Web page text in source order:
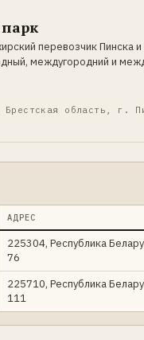
перевозчик Пинска и
междугородний и
Брестская область, г.
АДРЕС
225304, Республика
76
225710, Республика
111